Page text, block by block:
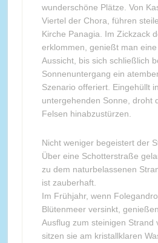
wunderschöne Plätze. Von
Viertel der Chora, führen
Kirche Panagia. Im Zickzack
erklommen, genießt man
Aussicht, bis sich schließlich
Sonnenuntergang ein
Szenario offeriert. Eingehüllt
untergehenden Sonne, droht
Felsen hinabzustürzen.
Nicht weniger begeistert der
Über eine Schotterstraße
zu dem naturbelassenen
ist zauberhaft.
Im Frühjahr, wenn
Blütenmeer versinkt,
Ausflug zum steinigen Strand
sitzen sie am kristallklaren